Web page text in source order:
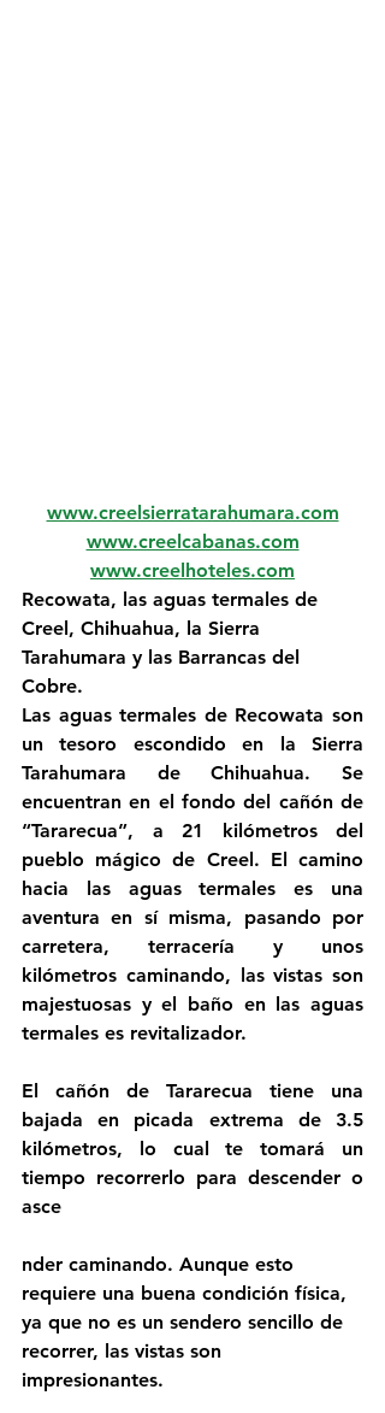
www.creelsierratarahumara.com
www.creelcabanas.com
www.creelhoteles.com
Recowata, las aguas termales de
Creel, Chihuahua, la Sierra
Tarahumara y las Barrancas del
Cobre.
Las aguas termales de Recowata son
un tesoro escondido en la Sierra
Tarahumara de Chihuahua. Se
encuentran en el fondo del cañón de
“Tararecua”, a 21 kilómetros del
pueblo mágico de Creel. El camino
hacia las aguas termales es una
aventura en sí misma, pasando por
carretera, terracería y unos
kilómetros caminando, las vistas son
majestuosas y el baño en las aguas
termales es revitalizador.
El cañón de Tararecua tiene una
bajada en picada extrema de 3.5
kilómetros, lo cual te tomará un
tiempo recorrerlo para descender o
asce
nder caminando. Aunque esto
requiere una buena condición física,
ya que no es un sendero sencillo de
recorrer, las vistas son
impresionantes.